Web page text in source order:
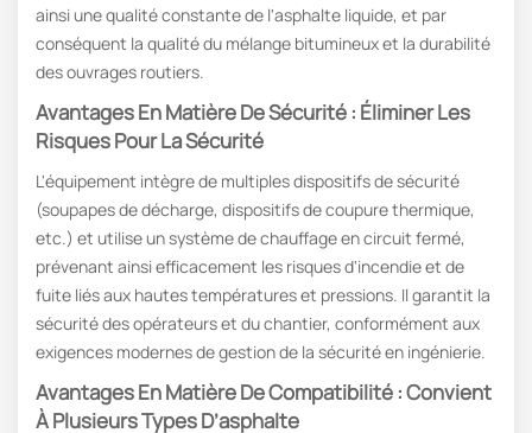
ainsi une qualité constante de l'asphalte liquide, et par
conséquent la qualité du mélange bitumineux et la durabilité
des ouvrages routiers.
Avantages En Matière De Sécurité : Éliminer Les
Risques Pour La Sécurité
L'équipement intègre de multiples dispositifs de sécurité
(soupapes de décharge, dispositifs de coupure thermique,
etc.) et utilise un système de chauffage en circuit fermé,
prévenant ainsi efficacement les risques d'incendie et de
fuite liés aux hautes températures et pressions. Il garantit la
sécurité des opérateurs et du chantier, conformément aux
exigences modernes de gestion de la sécurité en ingénierie.
Avantages En Matière De Compatibilité : Convient
À Plusieurs Types D’asphalte